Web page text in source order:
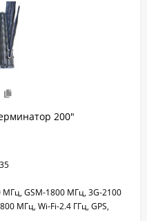
200"
35
МГц, GSM-1800 МГц, 3G-2100
МГц, Wi-Fi-2.4 ГГц, GPS,